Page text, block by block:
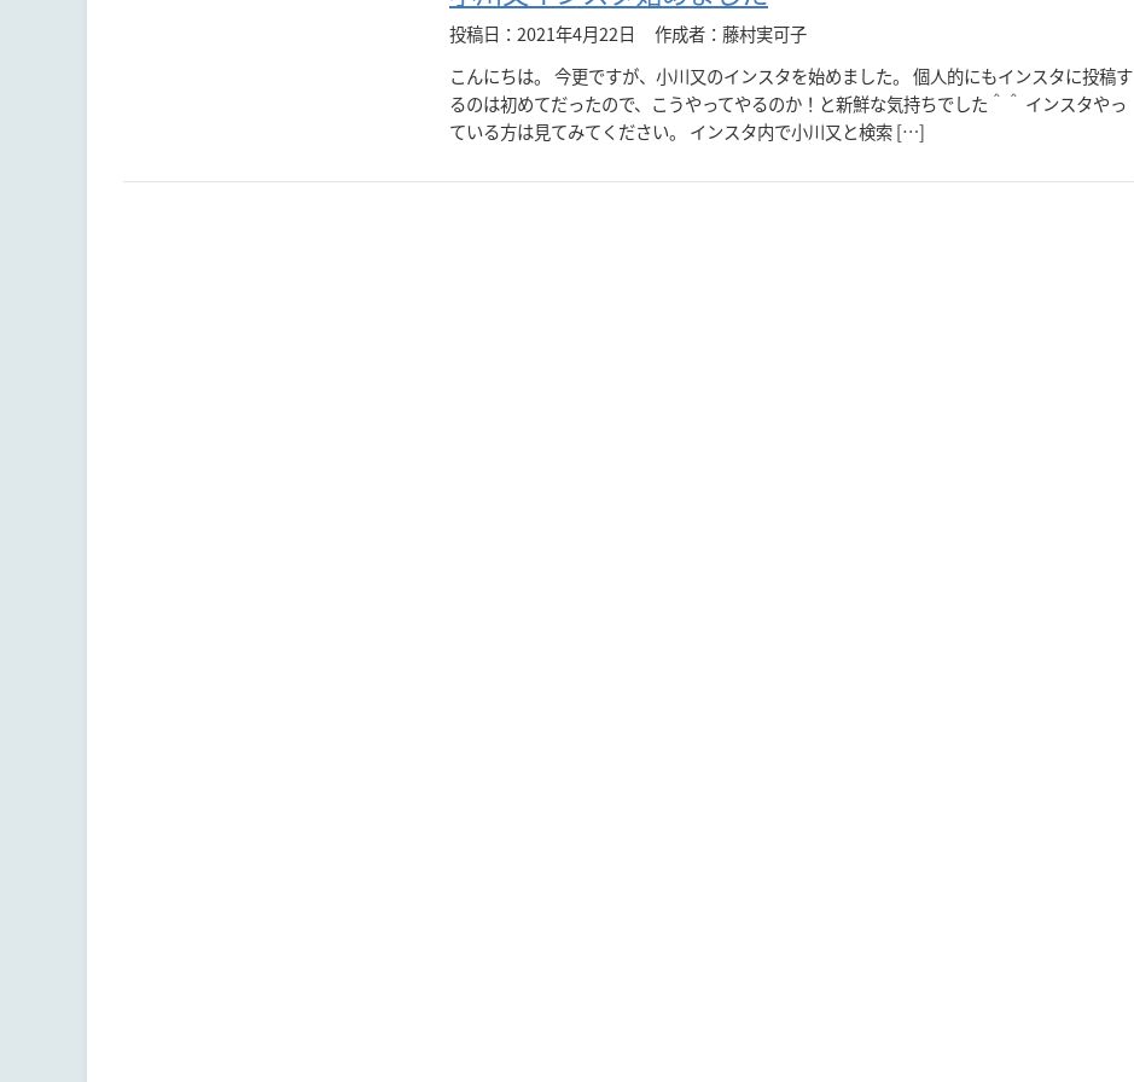
投稿日：2021年4月22日
作成者：藤村実可子
こんにちは。 今更ですが、小川又のインスタを始めました。 個人的にもインスタに投稿す
るのは初めてだったので、こうやってやるのか！と新鮮な気持ちでした＾＾ インスタやっ
ている方は見てみてください。 インスタ内で小川又と検索 […]